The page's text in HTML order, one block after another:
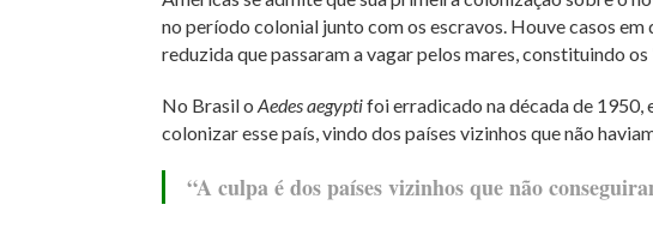
no período colonial junto com os escravos. Houve casos
reduzida que passaram a vagar pelos mares, constituindo
No Brasil o Aedes aegyptifoi erradicado na década de 1950,
colonizar esse país, vindo dos países vizinhos que não
“A culpa é dos países vizinhos que não